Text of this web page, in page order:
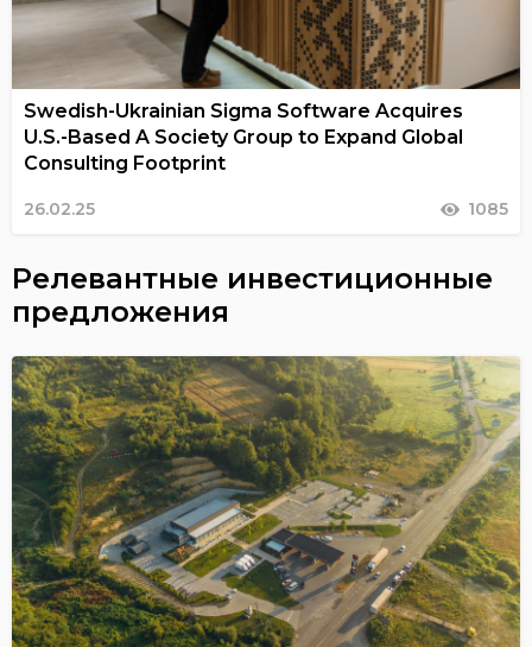
Swedish-Ukrainian Sigma Software Acquires
U.S.-Based A Society Group to Expand Global
Consulting Footprint
26.02.25 1085
Релевантные инвестиционные
предложения